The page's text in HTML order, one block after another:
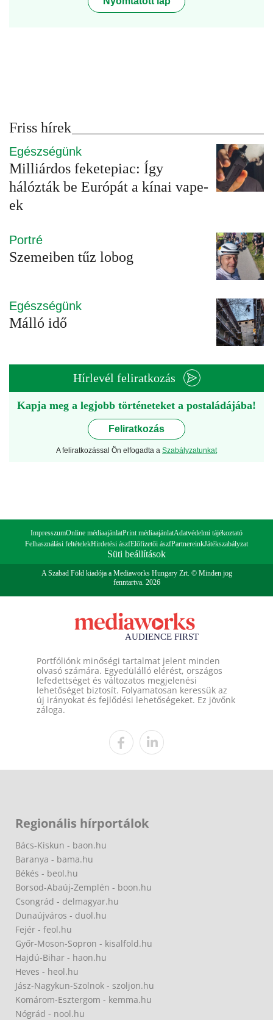
Friss hírek
Egészségünk
Milliárdos feketepiac: Így
hálózták be Európát a kínai vape-
ek
Portré
Szemeiben tűz lobog
Egészségünk
Málló idő
Hírlevél feliratkozás
Kapja meg a legjobb történeteket a postaládájába!
Feliratkozás
A feliratkozással Ön elfogadta a Szabályzatunkat
ImpresszumOnline médiaajánlatPrint médiaajánlatAdatvédelmi tájékoztató
Felhasználási feltételekHirdetési ászfElőfizetői ászfPartnereinkJátékszabályzat
Süti beállítások
A Szabad Föld kiadója a Mediaworks Hungary Zrt. © Minden jog
fenntartva. 2026
Portfóliónk minőségi tartalmat jelent minden
olvasó számára. Egyedülálló elérést, országos
lefedettséget és változatos megjelenési
lehetőséget biztosít. Folyamatosan keressük az
új irányokat és fejlődési lehetőségeket. Ez jövőnk
záloga.
Regionális hírportálok
Bács-Kiskun - baon.hu
Baranya - bama.hu
Békés - beol.hu
Borsod-Abaúj-Zemplén - boon.hu
Csongrád - delmagyar.hu
Dunaújváros - duol.hu
Fejér - feol.hu
Győr-Moson-Sopron - kisalfold.hu
Hajdú-Bihar - haon.hu
Heves - heol.hu
Jász-Nagykun-Szolnok - szoljon.hu
Komárom-Esztergom - kemma.hu
Nógrád - nool.hu